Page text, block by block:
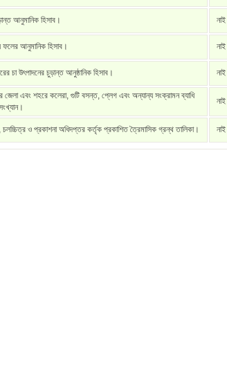
আনুমানিক হিসাব। নাই
ফলের আনুমানিক হিসাব। নাই
চা উৎপাদনের চুড়ান্ত আনুষ্ঠানিক হিসাব। নাই
জেলা এবং শহরে কলেরা, গুটি বসন্ত, প্লেগ এবং অন্যান্য সংক্রামন ব্যাধি
নাই
চলচ্চিত্র ও প্রকাশনা অধিদপ্তর কর্তৃক প্রকাশিত ত্রৈমাসিক গ্রন্থ তালিকা। নাই